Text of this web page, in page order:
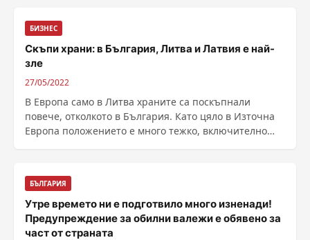
БИЗНЕС
Скъпи храни: в България, Литва и Латвия е най-
зле
27/05/2022
В Европа само в Литва храните са поскъпнали
повече, отколкото в България. Като цяло в Източна
Европа положението е много тежко, включително
БЪЛГАРИЯ
Утре времето ни е подготвило много изненади!
Предупреждение за обилни валежи е обявено за
част от страната